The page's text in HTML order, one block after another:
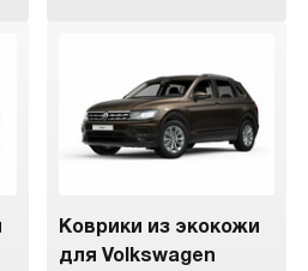
Коврики из экокожи
для Volkswagen